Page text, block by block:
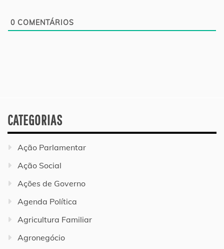
0 COMENTÁRIOS
CATEGORIAS
Ação Parlamentar
Ação Social
Ações de Governo
Agenda Política
Agricultura Familiar
Agronegócio